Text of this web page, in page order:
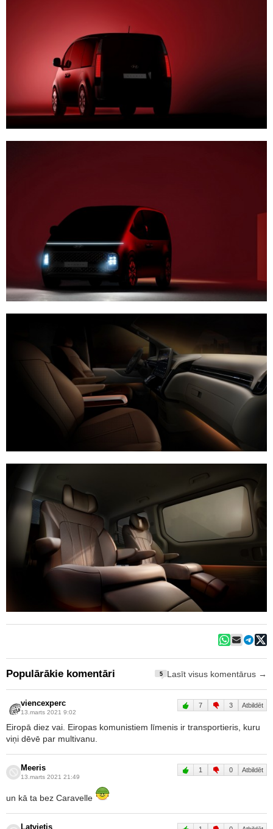
Populārākie komentāri 5 Lasīt visus komentārus →
viencexperc
13.marts 2021 9:02
7 3 Atbildēt
Eiropā diez vai. Eiropas komunistiem līmenis ir transportieris, kuru
viņi dēvē par multivanu.
Meeris
13.marts 2021 21:49
1 0 Atbildēt
un kā ta bez Caravelle